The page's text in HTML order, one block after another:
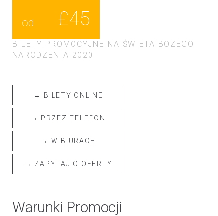
UK
BILETY PROMOCYJNE NA ŚWIETA BOZEGO
NARODZENIA 2020
od £45
→ BILETY ONLINE
→ PRZEZ TELEFON
→ W BIURACH
→ ZAPYTAJ O OFERTY
Warunki Promocji